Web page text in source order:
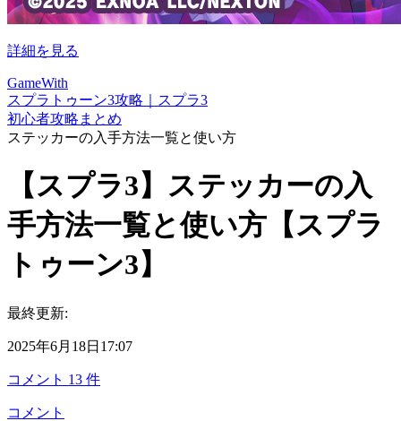
詳細を見る
GameWith
スプラトゥーン3攻略｜スプラ3
初心者攻略まとめ
ステッカーの入手方法一覧と使い方
【スプラ3】ステッカーの入
手方法一覧と使い方【スプラ
トゥーン3】
最終更新:
2025年6月18日17:07
コメント 13 件
コメント